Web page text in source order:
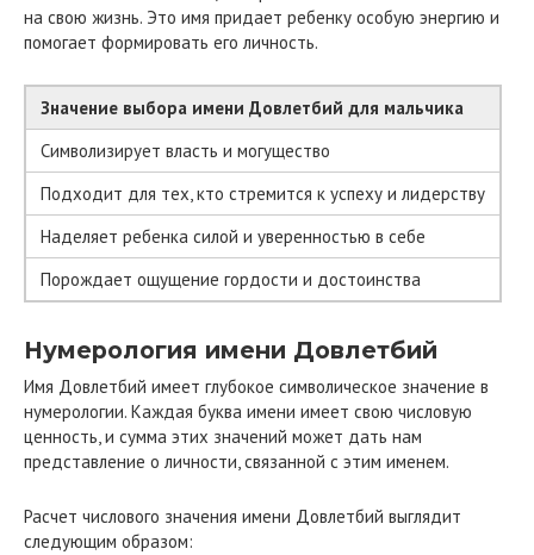
на свою жизнь. Это имя придает ребенку особую энергию и
помогает формировать его личность.
Значение выбора имени Довлетбий для мальчика
Символизирует власть и могущество
Подходит для тех, кто стремится к успеху и лидерству
Наделяет ребенка силой и уверенностью в себе
Порождает ощущение гордости и достоинства
Нумерология имени Довлетбий
Имя Довлетбий имеет глубокое символическое значение в
нумерологии. Каждая буква имени имеет свою числовую
ценность, и сумма этих значений может дать нам
представление о личности, связанной с этим именем.
Расчет числового значения имени Довлетбий выглядит
следующим образом: